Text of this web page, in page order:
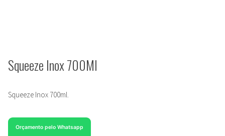
Squeeze Inox 700Ml
Squeeze Inox 700ml.
Orçamento pelo Whatsapp